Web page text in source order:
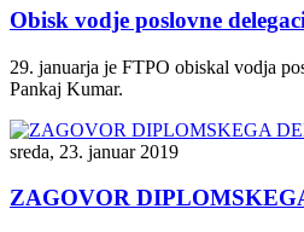
Obisk vodje poslovne
29. januarja je FTPO obiskal vodja
Pankaj Kumar.
sreda, 23. januar 2019
ZAGOVOR